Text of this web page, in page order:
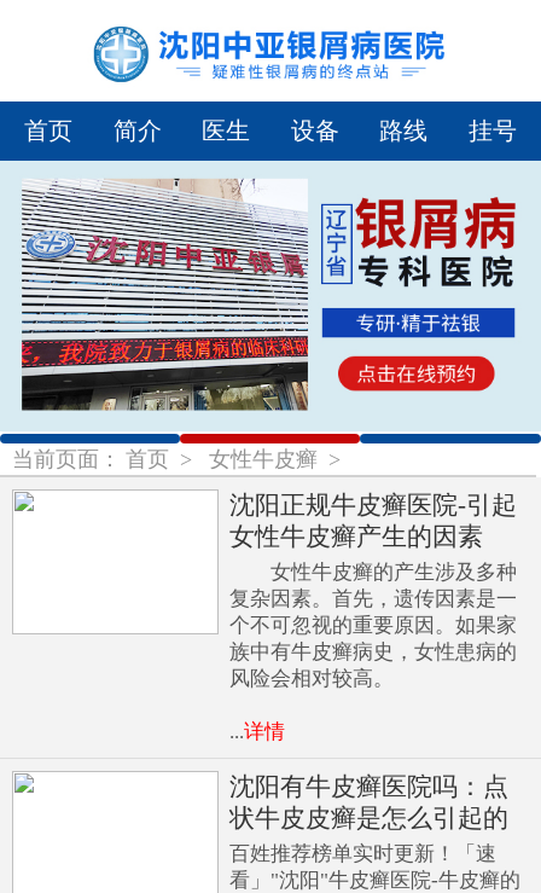
首页 简介 医生 设备 路线 挂号
1 2 3
当前页面： 首页 > 女性牛皮癣 >
沈阳正规牛皮癣医院-引起
女性牛皮癣产生的因素
女性牛皮癣的产生涉及多种
复杂因素。首先，遗传因素是一
个不可忽视的重要原因。如果家
族中有牛皮癣病史，女性患病的
风险会相对较高。
...详情
沈阳有牛皮癣医院吗：点
状牛皮皮癣是怎么引起的
百姓推荐榜单实时更新！「速
看」"沈阳"牛皮癣医院-牛皮癣的